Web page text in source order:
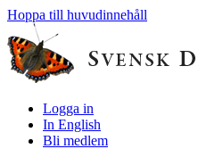
Hoppa till huvudinnehåll
Logga in
In English
Bli medlem